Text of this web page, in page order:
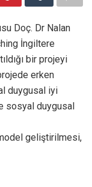
Doç. Dr Nalan
İngiltere
bir projeyi
erken
duygusal iyi
sosyal duygusal
geliştirilmesi,